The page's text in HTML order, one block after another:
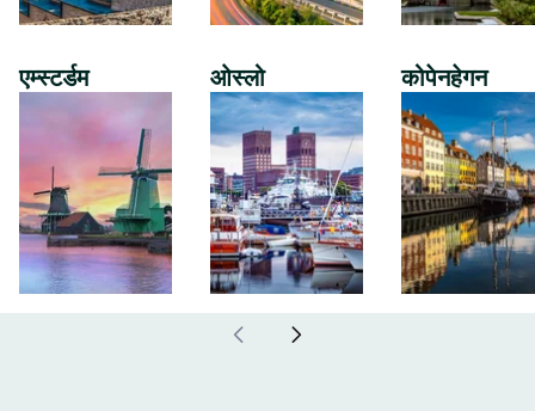
एम्स्टर्डम ओस्लो कोपेनहेगन